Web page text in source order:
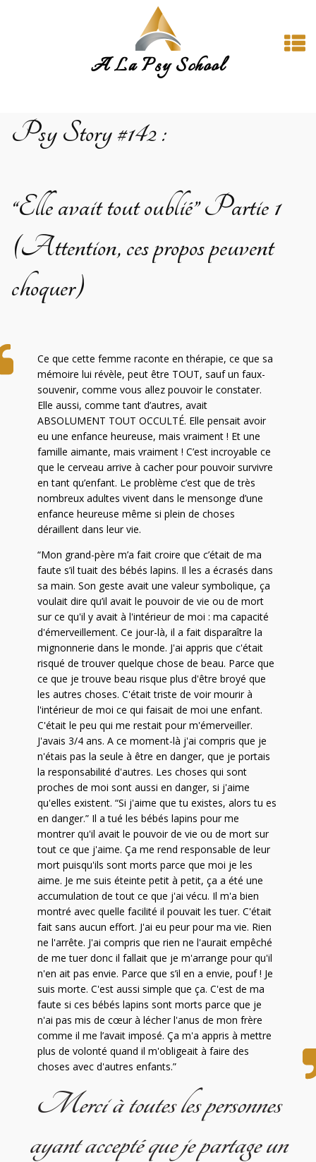
A La Psy School
Psy Story#142:
“Elle avait tout oublié” Partie 1
(Attention, ces propos peuvent
choquer)
Ce que cette femme raconte en thérapie, ce que sa
mémoire lui révèle, peut être TOUT, sauf un faux-
souvenir, comme vous allez pouvoir le constater.
Elle aussi, comme tant d’autres, avait
ABSOLUMENT TOUT OCCULTÉ. Elle pensait avoir
eu une enfance heureuse, mais vraiment ! Et une
famille aimante, mais vraiment ! C’est incroyable ce
que le cerveau arrive à cacher pour pouvoir survivre
en tant qu’enfant. Le problème c’est que de très
nombreux adultes vivent dans le mensonge d’une
enfance heureuse même si plein de choses
déraillent dans leur vie.
“Mon grand-père m’a fait croire que c’était de ma
faute s’il tuait des bébés lapins. Il les a écrasés dans
sa main. Son geste avait une valeur symbolique, ça
voulait dire qu’il avait le pouvoir de vie ou de mort
sur ce qu'il y avait à l'intérieur de moi : ma capacité
d'émerveillement. Ce jour-là, il a fait disparaître la
mignonnerie dans le monde. J'ai appris que c'était
risqué de trouver quelque chose de beau. Parce que
ce que je trouve beau risque plus d'être broyé que
les autres choses. C'était triste de voir mourir à
l'intérieur de moi ce qui faisait de moi une enfant.
C'était le peu qui me restait pour m'émerveiller.
J'avais 3/4 ans. A ce moment-là j'ai compris que je
n'étais pas la seule à être en danger, que je portais
la responsabilité d'autres. Les choses qui sont
proches de moi sont aussi en danger, si j'aime
qu'elles existent. “Si j'aime que tu existes, alors tu es
en danger.” Il a tué les bébés lapins pour me
montrer qu'il avait le pouvoir de vie ou de mort sur
tout ce que j'aime. Ça me rend responsable de leur
mort puisqu'ils sont morts parce que moi je les
aime. Je me suis éteinte petit à petit, ça a été une
accumulation de tout ce que j'ai vécu. Il m'a bien
montré avec quelle facilité il pouvait les tuer. C'était
fait sans aucun effort. J'ai eu peur pour ma vie. Rien
ne l'arrête. J'ai compris que rien ne l'aurait empêché
de me tuer donc il fallait que je m'arrange pour qu'il
n'en ait pas envie. Parce que s’il en a envie, pouf ! Je
suis morte. C'est aussi simple que ça. C'est de ma
faute si ces bébés lapins sont morts parce que je
n'ai pas mis de cœur à lécher l'anus de mon frère
comme il me l’avait imposé. Ça m'a appris à mettre
plus de volonté quand il m'obligeait à faire des
choses avec d'autres enfants.”
Merci à toutes les personnes
ayant accepté que je partage un